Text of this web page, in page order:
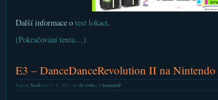
Další informace otest lokaci.
(Pokračování textu…)
E3 – DanceDanceRevolution II na
Napsal Xsoftdne 7. 6. 2011 do Ze světa| 1 komentář